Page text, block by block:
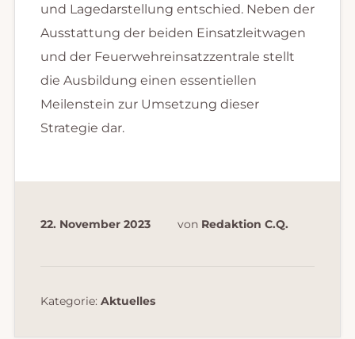
und Lagedarstellung entschied. Neben der
Ausstattung der beiden Einsatzleitwagen
und der Feuerwehreinsatzzentrale stellt
die Ausbildung einen essentiellen
Meilenstein zur Umsetzung dieser
Strategie dar.
22. November 2023 von Redaktion C.Q.
Kategorie: Aktuelles